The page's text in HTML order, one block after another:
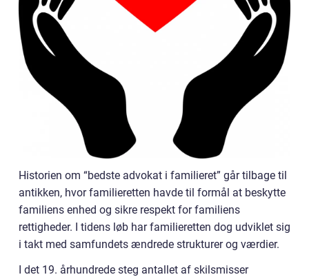
Historien om “bedste advokat i familieret” går tilbage til
antikken, hvor familieretten havde til formål at beskytte
familiens enhed og sikre respekt for familiens
rettigheder. I tidens løb har familieretten dog udviklet sig
i takt med samfundets ændrede strukturer og værdier.
I det 19. århundrede steg antallet af skilsmisser